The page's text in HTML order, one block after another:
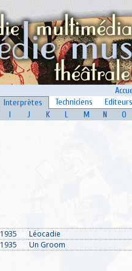
Interprètes Techniciens
Editeurs
I J K L M N O
1935
Léocadie
1935 Un Groom